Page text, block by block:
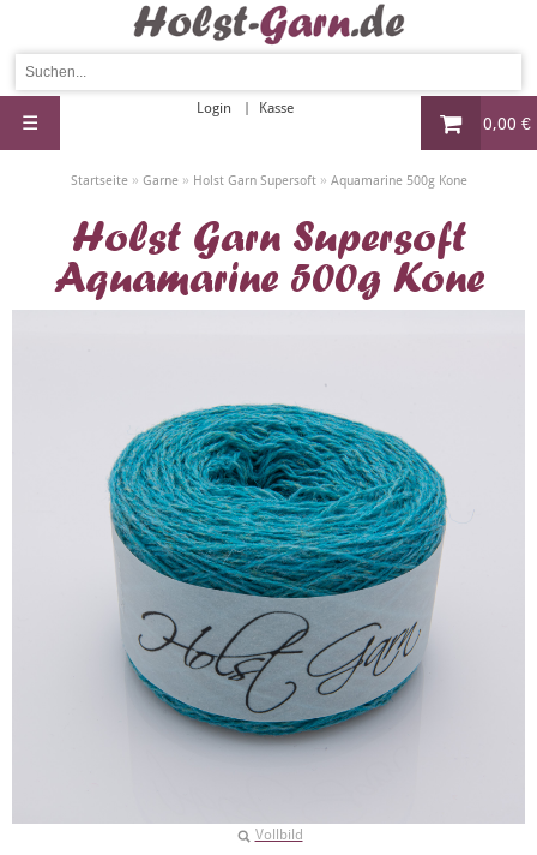
0,00 €
Login Kasse
☰
Startseite» Garne» Holst Garn Supersoft» Aquamarine 500g Kone
Holst Garn Supersoft
Aquamarine 500g Kone
Vollbild